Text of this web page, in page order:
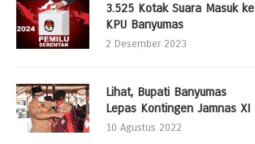
3.525 Kotak Suara Masuk ke
KPU Banyumas
2 Desember 2023
Lihat, Bupati Banyumas
Lepas Kontingen Jamnas XI
10 Agustus 2022